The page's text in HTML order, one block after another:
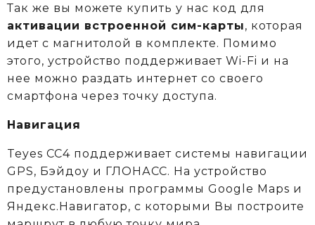
Так же вы можете купить у нас код для
активации встроенной сим-карты, которая
идет с магнитолой в комплекте. Помимо
этого, устройство поддерживает Wi-Fi и на
нее можно раздать интернет со своего
смартфона через точку доступа.
Навигация
Teyes CC4 поддерживает системы навигации
GPS, Бэйдоу и ГЛОНАСС. На устройство
предустановлены программы Google Maps и
Яндекс.Навигатор, с которыми Вы построите